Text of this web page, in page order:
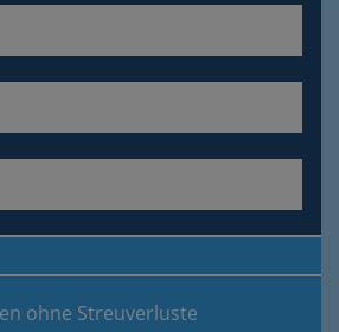
ohne Streuverluste